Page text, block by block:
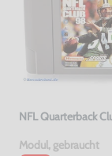
NFL Quarterback
Modul, gebraucht